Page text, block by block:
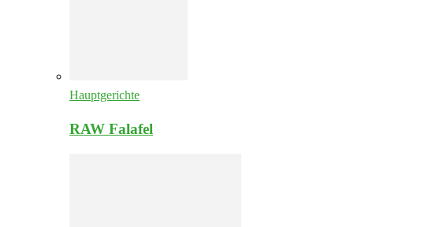
Hauptgerichte
RAW Falafel